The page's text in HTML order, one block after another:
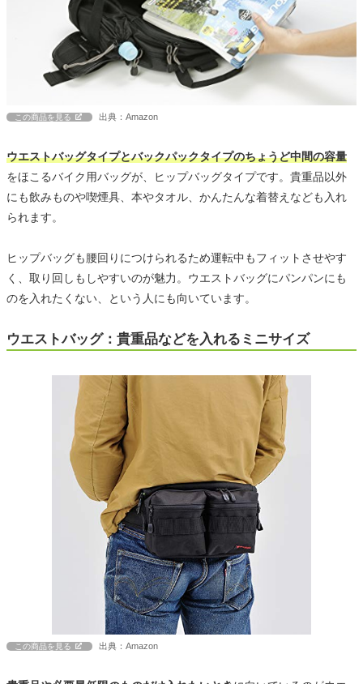
この商品を見る 出典：Amazon
ウエストバッグタイプとバックパックタイプのちょうど中間の容量
をほこるバイク用バッグが、ヒップバッグタイプです。貴重品以外
にも飲みものや喫煙具、本やタオル、かんたんな着替えなども入れ
られます。
ヒップバッグも腰回りにつけられるため運転中もフィットさせやす
く、取り回しもしやすいのが魅力。ウエストバッグにパンパンにも
のを入れたくない、という人にも向いています。
ウエストバッグ：貴重品などを入れるミニサイズ
この商品を見る 出典：Amazon